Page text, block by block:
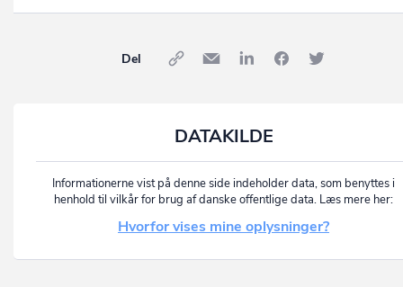
Del
DATAKILDE
Informationerne vist på denne side indeholder data, som benyttes i
henhold til vilkår for brug af danske offentlige data. Læs mere her:
Hvorfor vises mine oplysninger?